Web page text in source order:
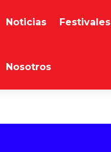
Noticias Festivales
Nosotros